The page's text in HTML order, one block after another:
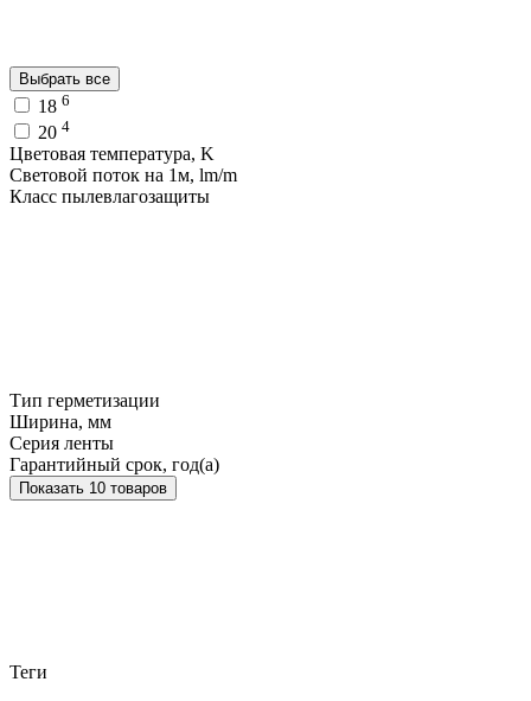
Выбрать все
18 6
20 4
Цветовая температура, K
Световой поток на 1м, lm/m
Класс пылевлагозащиты
Тип герметизации
Ширина, мм
Серия ленты
Гарантийный срок, год(а)
Показать 10 товаров
Теги